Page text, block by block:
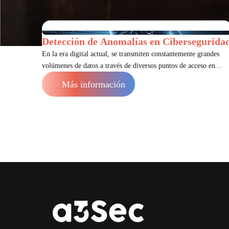
Detección de Anomalías en
En la era digital actual, se transmiten constantemente grandes
volúmenes de datos a través de diversos puntos de acceso en...
Más información